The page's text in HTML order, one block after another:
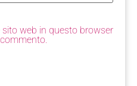
web in questo browser